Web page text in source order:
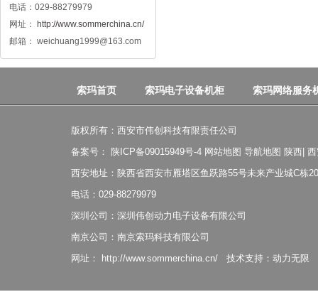
电话：029-88279979
网址：
http://www.sommerchina.cn/
邮箱： weichuang1999@163.com
索玛首页 索玛电子设备机柜 索玛网络服务
版权所有：西安市伟创科技有限责任公司
备案号：
陕ICP备09015949号-4 网站地图 导航地图 陕西
西安地址：陕西省西安市雁塔区鱼跃路55号未来产业城C栋
电话：029-88279979
深圳公司：深圳伟创动力电子设备有限公司
南京公司：南京索玛科技有限公司
网址：
http://www.sommerchina.cn/ 技术支持： 动力无限